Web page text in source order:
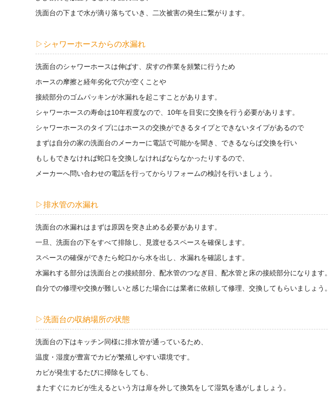
洗面台の下まで水が滴り落ちていき、二次被害の発生に繋がります。
▷シャワーホースからの水漏れ
洗面台のシャワーホースは伸ばす、戻すの作業を頻繁に行うため
ホースの摩擦と経年劣化で穴が空くことや
接続部分のゴムパッキンが水漏れを起こすことがあります。
シャワーホースの寿命は10年程度なので、10年を目安に交換を行う必要があります。
シャワーホースのタイプにはホースの交換ができるタイプとできないタイプがあるので
まずは自分の家の洗面台のメーカーに電話で可能かを聞き、できるならば交換を行い
もしもできなければ蛇口を交換しなければならなかったりするので、
メーカーへ問い合わせの電話を行ってからリフォームの検討を行いましょう。
▷排水管の水漏れ
洗面台の水漏れはまずは原因を突き止める必要があります。
一旦、洗面台の下をすべて排除し、見渡せるスペースを確保します。
スペースの確保ができたら蛇口から水を出し、水漏れを確認します。
水漏れする部分は洗面台との接続部分、配水管のつなぎ目、配水管と床の接続部分になります。
自分での修理や交換が難しいと感じた場合には業者に依頼して修理、交換してもらいましょう。
▷洗面台の収納場所の状態
洗面台の下はキッチン同様に排水管が通っているため、
温度・湿度が豊富でカビが繁殖しやすい環境です。
カビが発生するたびに掃除をしても、
またすぐにカビが生えるという方は扉を外して換気をして湿気を逃がしましょう。